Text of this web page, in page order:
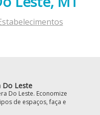
Do Leste
Do Leste. Economize
de espaços, faça e